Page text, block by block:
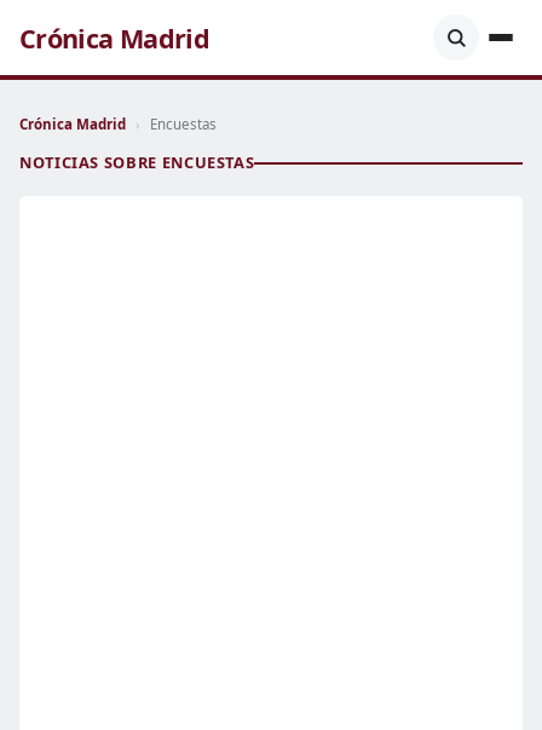
Crónica Madrid
Crónica Madrid › Encuestas
NOTICIAS SOBRE ENCUESTAS